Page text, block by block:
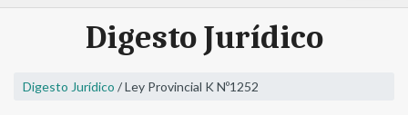
Digesto Jurídico
Digesto Jurídico / Ley Provincial K Nº1252